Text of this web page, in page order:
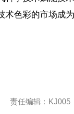
术色彩的市场成
责任编辑：KJ005